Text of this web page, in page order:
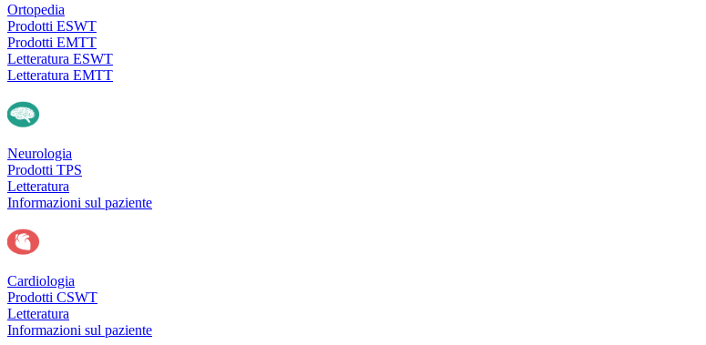
Ortopedia
Prodotti ESWT
Prodotti EMTT
Letteratura ESWT
Letteratura EMTT
Neurologia
Prodotti TPS
Letteratura
Informazioni sul paziente
Cardiologia
Prodotti CSWT
Letteratura
Informazioni sul paziente